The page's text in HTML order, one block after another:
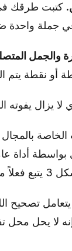
كتبت طرقك في
جملة واحدة
والجمل
أو نقطة يتم
لا يزال يفوته
بالمجال
بواسطة أداة
هذا عليك.
تصحيح
لا يحل محل